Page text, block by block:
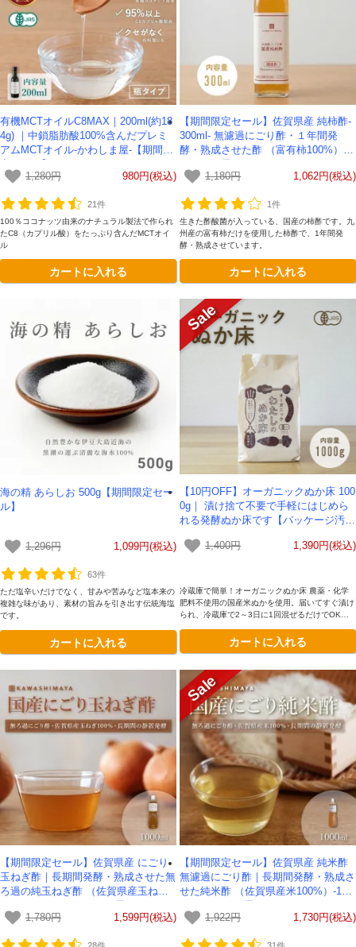
有機MCTオイルC8MAX｜200ml(約18
4g) ｜中鎖脂肪酸100%含んだプレミ
アムMCTオイル-かわしま屋-【期間限
1,280円
980円(税込)
21件
100％ココナッツ由来のナチュラル製法で作られ
たC8（カプリル酸）をたっぷり含んだMCTオイ
ル
カートに入れる
【期間限定セール】佐賀県産 純柿酢-
300ml- 無濾過にごり酢・１年間発
酵・熟成させた酢 （富有柿100%） -
1,180円
1,062円(税込)
1件
生きた酢酸菌が入っている、国産の柿酢です。九
州産の富有柿だけを使用した柿酢で、1年間発
酵・熟成させています。
カートに入れる
海の精 あらしお 500g【期間限定セー
ル】
1,296円 1,099円(税込)
63件
ただ塩辛いだけでなく、甘みや苦みなど塩本来の
複雑な味があり、素材の旨みを引き出す伝統海塩
です。
カートに入れる
【10円OFF】オーガニックぬか床 100
0g｜ 漬け捨て不要で手軽にはじめら
れる発酵ぬか床です【パッケージ汚
1,400円
1,390円(税込)
冷蔵庫で簡単！オーガニックぬか床 農薬・化学
肥料不使用の国産米ぬかを使用。届いてすぐ漬け
られ、冷蔵庫で2～3日に1回混ぜるだけでOK。
なぬか漬け生活を始められます。
カートに入れる
【期間限定セール】佐賀県産 にごり
玉ねぎ酢｜長期間発酵・熟成させた無
ろ過の純玉ねぎ酢 （佐賀県産玉ねぎ1
1,780円
1,599円(税込)
28件
【期間限定セール】佐賀県産 純米酢
無濾過にごり酢｜長期間発酵・熟成さ
せた純米酢 （佐賀県産米100%）-100
1,922円
1,730円(税込)
31件